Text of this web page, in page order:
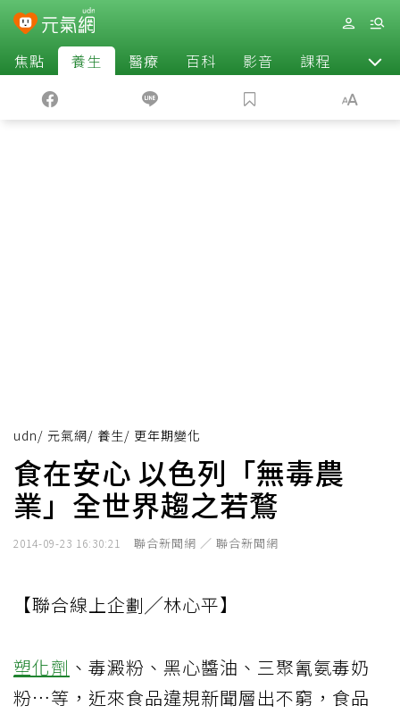
焦點 養生 醫療 百科 影音 課程 退休
udn/ 元氣網/ 養生/ 更年期變化
食在安心 以色列「無毒農
業」全世界趨之若鶩
2014-09-23 16:30:21 聯合新聞網 ／ 聯合新聞網
【聯合線上企劃╱林心平】
塑化劑 、毒澱粉、黑心醬油、三聚氰氨毒奶
粉…等，近來食品違規新聞層出不窮，食品